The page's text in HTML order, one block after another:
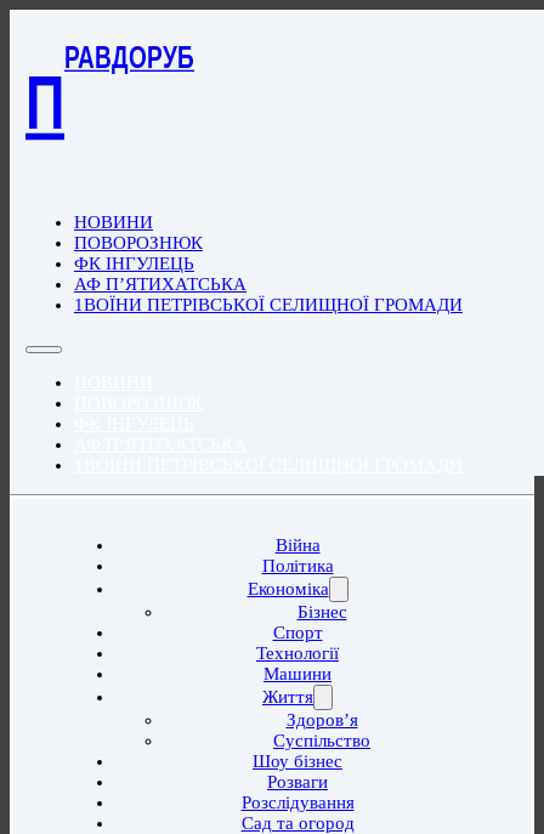
П
РАВДОРУБ
НОВИНИ
ПОВОРОЗНЮК
ФК ІНГУЛЕЦЬ
АФ П’ЯТИХАТСЬКА
1ВОЇНИ ПЕТРІВСЬКОЇ СЕЛИЩНОЇ ГРОМАДИ
Війна
Політика
Економіка
Бізнес
Спорт
Технології
Машини
Життя
Здоров’я
Суспільство
Шоу бізнес
Розваги
Розслідування
Сад та огород